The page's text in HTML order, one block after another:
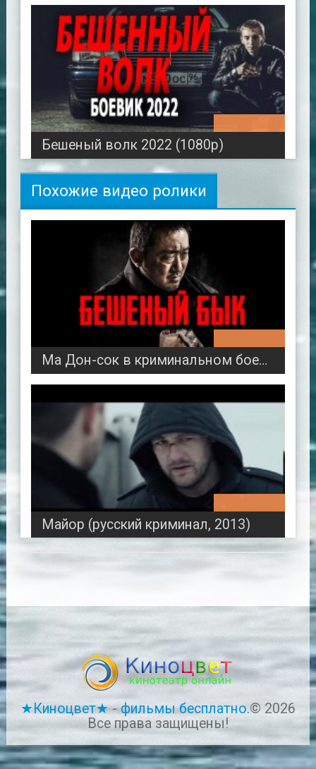
Бешеный волк 2022 (1080p)
Похожие видео ролики
Ма Дон-сок в криминальном боевике Бешеный бык
Майор (русский криминал, 2013)
★Киноцвет★ - фильмы бесплатно.© 2026
Все права защищены!